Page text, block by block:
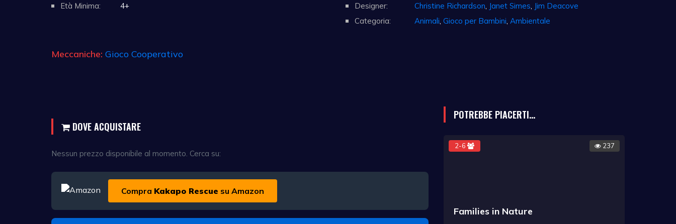
Età Minima:
4+
Designer:
Christine Richardson Janet Simes Jim Deacove
Categoria:
Animali Gioco per Bambini Ambientale
Meccaniche: Gioco Cooperativo
DOVE ACQUISTARE
Nessun prezzo disponibile al momento. Cerca su:
Compra Kakapo Rescue su Amazon
POTREBBE PIACERTI...
2-6 237
Families in Nature